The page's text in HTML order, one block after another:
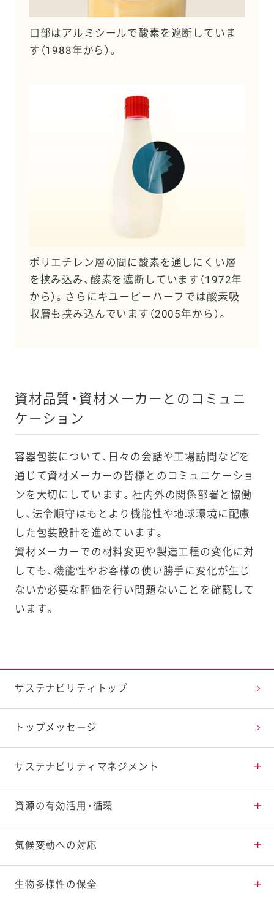
口部はアルミシールで酸素を遮断していま
す（1988年から）。
ポリエチレン層の間に酸素を通しにくい層
を挟み込み、酸素を遮断しています（1972年
から）。さらにキユーピーハーフでは酸素吸
収層も挟み込んでいます（2005年から）。
資材品質・資材メーカーとのコミュニ
ケーション
容器包装について、日々の会話や工場訪問などを
通じて資材メーカーの皆様とのコミュニケーショ
ンを大切にしています。社内外の関係部署と協働
し、法令順守はもとより機能性や地球環境に配慮
した包装設計を進めています。
資材メーカーでの材料変更や製造工程の変化に対
しても、機能性やお客様の使い勝手に変化が生じ
ないか必要な評価を行い問題ないことを確認して
います。
サステナビリティトップ
トップメッセージ
サステナビリティ マネジメント
重点課題と推進体制
環境マネジメント
ステークホルダーとの対話
資源の有効活用・循環
食品ロスの削減・有効活用
プラスチックの削減・再利用
気候変動への対応
CO2排出量の削減
生物多様性の保全